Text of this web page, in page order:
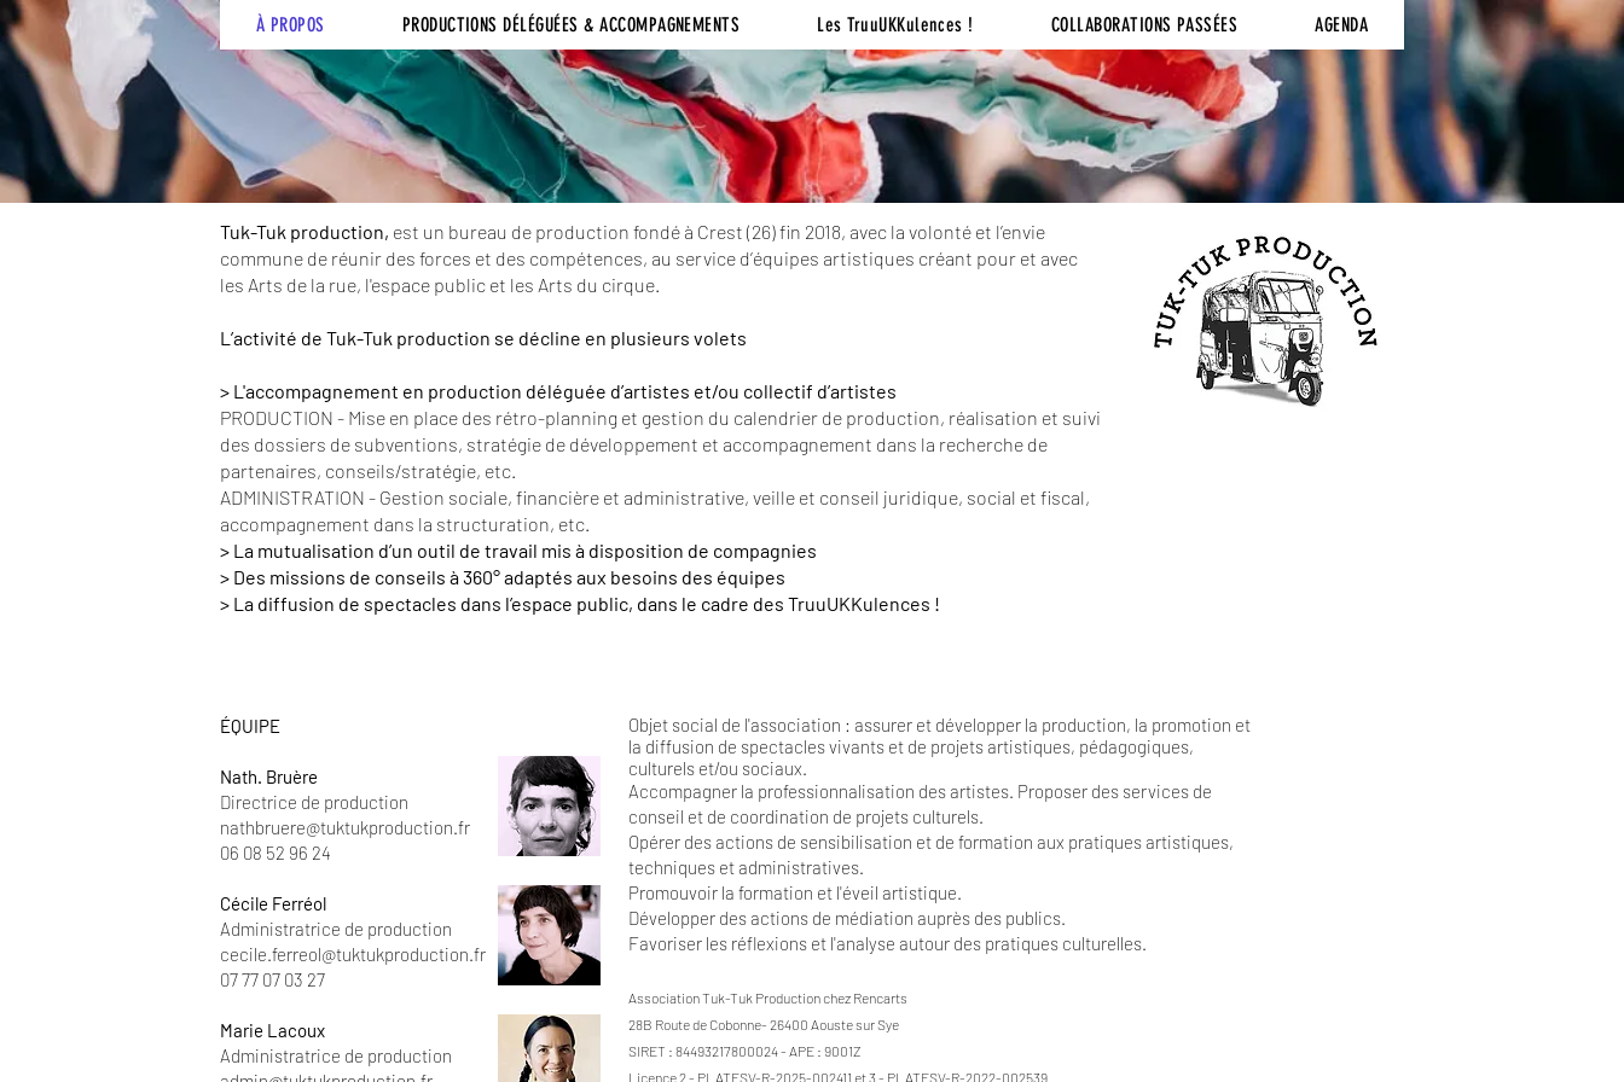
Tuk-Tuk production, est un bureau de production fondé à Crest (26) fin 2018, avec la volonté et l’envie
commune de réunir des forces et des compétences, au service d’équipes artistiques créant pour et avec
les Arts de la rue, l'espace public et les Arts du cirque.
L’activité de Tuk-Tuk production se décline en plusieurs volets
> L'accompagnement en production déléguée d’artistes et/ou collectif d’artistes
​PRODUCTION - Mise en place des rétro-planning et gestion du calendrier de production, réalisation et suivi
des dossiers de subventions, stratégie de développement et accompagnement dans la recherche de
partenaires, conseils/stratégie, etc.
ADMINISTRATION - Gestion sociale, financière et administrative, veille et conseil juridique, social et fiscal,
accompagnement dans la structuration, etc.
> La mutualisation d’un outil de travail mis à disposition de compagnies
> Des missions de conseils à 360° adaptés aux besoins des équipes
> La diffusion de spectacles dans l’espace public, dans le cadre des TruuUKKulences !
ÉQUIPE
Nath. Bruère
Directrice de production
nathbruere@tuktukproduction.fr
06 08 52 96 24
Cécile Ferréol
Administratrice de production
cecile.ferreol@tuktukproduction.fr
07 77 07 03 27​​​​​​
Marie Lacoux
Administratrice de production
Objet social de l'association : assurer et développer la production, la promotion et
la diffusion de spectacles vivants et de projets artistiques, pédagogiques,
culturels et/ou sociaux.
Accompagner la professionnalisation des artistes. Proposer des services de
conseil et de coordination de projets culturels.
Opérer des actions de sensibilisation et de formation aux pratiques artistiques,
techniques et administratives.
Promouvoir la formation et l'éveil artistique.
Développer des actions de médiation auprès des publics.
Favoriser les réflexions et l'analyse autour des pratiques culturelles.
Association Tuk-Tuk Production chez Rencarts
28B Route de Cobonne- 26400 Aouste sur Sye
SIRET : 84493217800024 - APE : 9001Z
Licence 2 - PLATESV-R-2025-002411 et 3 - PLATESV-R-2022-002539
À PROPOS PRODUCTIONS DÉLÉGUÉES & ACCOMPAGNEMENTS Les TruuUKKulences ! COLLABORATIONS PASSÉES AGENDA